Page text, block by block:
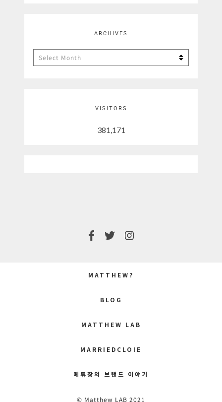
ARCHIVES
Archives
VISITORS
381,171
MATTHEW?
BLOG
MATTHEW LAB
MARRIEDCLOIE
메튜장의 브랜드 이야기
© Matthew LAB 2021